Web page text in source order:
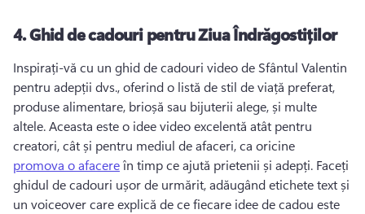
4.Ghid de cadouri pentru Ziua Îndrăgostiților
Inspirați-vă cu un ghid de cadouri video de Sfântul Valentin
pentru adepții dvs., oferind o listă de stil de viață preferat,
produse alimentare, brioșă sau bijuterii alege, și multe
altele. Aceasta este o idee video excelentă atât pentru
creatori, cât și pentru mediul de afaceri, ca oricine
promova o afacere în timp ce ajută prietenii și adepți. Faceți
ghidul de cadouri ușor de urmărit, adăugând etichete text și
un voiceover care explică de ce fiecare idee de cadou este